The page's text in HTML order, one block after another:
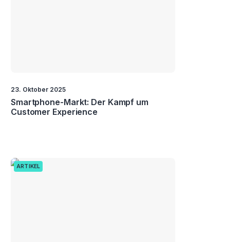
23. Oktober 2025
Smartphone-Markt: Der Kampf um
Customer Experience
ARTIKEL